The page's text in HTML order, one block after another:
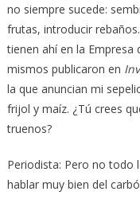
no siempre sucede:
frutas, introducir
tienen ahí en la Empresa
mismos publicaron en
la que anuncian mi
frijol y maíz. ¿Tú crees
truenos?
Periodista: Pero no todo
hablar muy bien del